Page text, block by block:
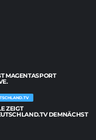
MAGENTASPORT
ZEIGT
DEMNÄCHST